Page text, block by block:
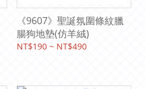
《9607》聖誕氛圍條紋臘
腸狗地墊(仿羊絨)
NT$190 ~ NT$490